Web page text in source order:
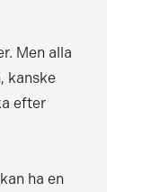
Men alla
kanske
efter
ha en